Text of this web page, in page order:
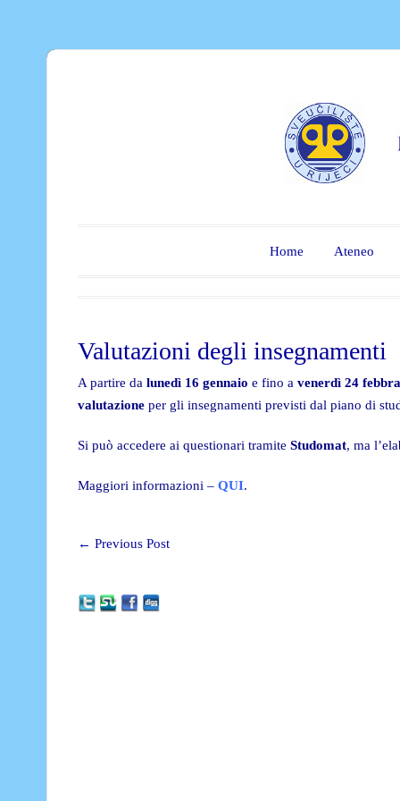
Home Ateneo
Valutazioni degli insegnamenti
A partire da lunedì 16 gennaio e fino a venerdì 24
valutazione per gli insegnamenti previsti dal piano di
Si può accedere ai questionari tramite Studomat, ma
Maggiori informazioni – QUI.
← Previous Post